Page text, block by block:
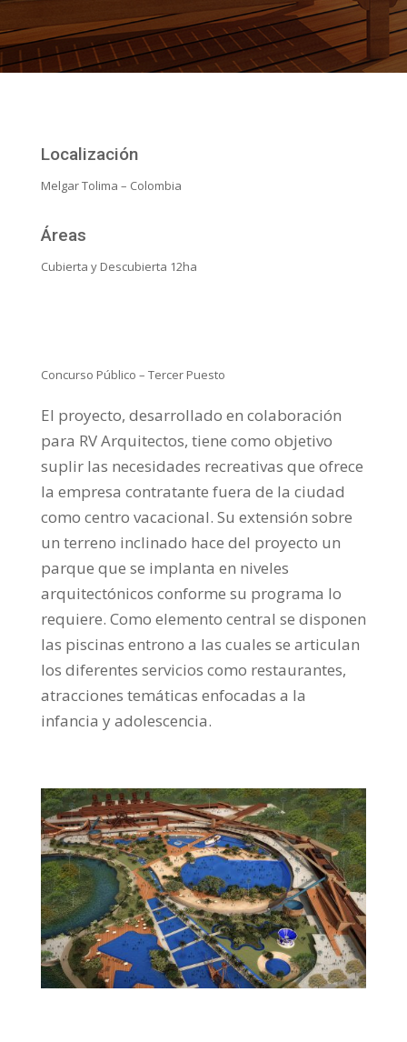
Localización
Melgar Tolima – Colombia
Áreas
Cubierta y Descubierta 12ha
Concurso Público – Tercer Puesto
El proyecto, desarrollado en colaboración
para RV Arquitectos, tiene como objetivo
suplir las necesidades recreativas que ofrece
la empresa contratante fuera de la ciudad
como centro vacacional. Su extensión sobre
un terreno inclinado hace del proyecto un
parque que se implanta en niveles
arquitectónicos conforme su programa lo
requiere. Como elemento central se disponen
las piscinas entrono a las cuales se articulan
los diferentes servicios como restaurantes,
atracciones temáticas enfocadas a la
infancia y adolescencia.